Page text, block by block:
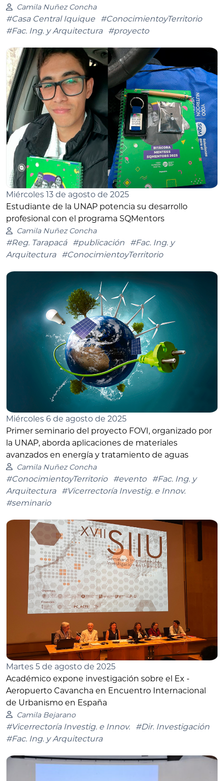
Camila Nuñez Concha
#Casa Central Iquique
#ConocimientoyTerritorio
#Fac. Ing. y Arquitectura
#proyecto
Miércoles 13 de agosto de 2025
Estudiante de la UNAP potencia su desarrollo
profesional con el programa SQMentors
Camila Nuñez Concha
#Reg. Tarapacá #publicación
#Fac. Ing. y
Arquitectura
#ConocimientoyTerritorio
Miércoles 6 de agosto de 2025
Primer seminario del proyecto FOVI, organizado por
la UNAP, aborda aplicaciones de materiales
avanzados en energía y tratamiento de aguas
Camila Nuñez Concha
#ConocimientoyTerritorio #evento
#Fac. Ing. y
Arquitectura
#Vicerrectoría Investig. e Innov.
#seminario
Martes 5 de agosto de 2025
Académico expone investigación sobre el Ex -
Aeropuerto Cavancha en Encuentro Internacional
de Urbanismo en España
Camila Bejarano
#Vicerrectoría Investig. e Innov.
#Dir. Investigación
#Fac. Ing. y Arquitectura